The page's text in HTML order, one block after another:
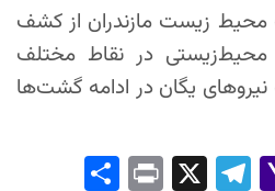
محیط زیست مازندران از کشف
محیط‌زیستی در نقاط مختلف
یگان در ادامه گشت‌ها
Yah
Tel
Pri